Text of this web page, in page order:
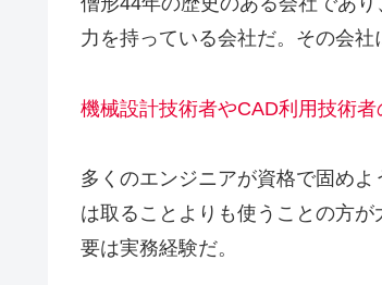
力を持っている会社だ。その会社
機械設計技術者やCAD利用技術
多くのエンジニアが資格で固め
は取ることよりも使うことの方が
要は実務経験だ。